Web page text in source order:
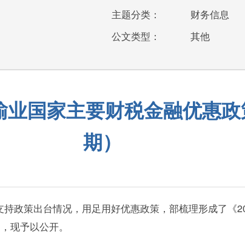
主题分类：
财务信息
公文类型：
其他
业国家主要财税金融优惠
期）
政策出台情况，用足用好优惠政策，部梳理形成了《
现予以公开。